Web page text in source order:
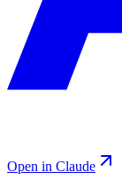
Open in Claude